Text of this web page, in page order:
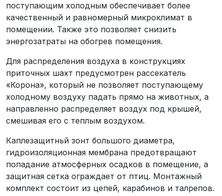
поступающим холодным обеспечивает более
качественный и равномерный микроклимат в
помещении. Также это позволяет снизить
энергозатраты на обогрев помещения.
Для распределения воздуха в конструкциях
приточных шахт предусмотрен рассекатель
«Корона», который не позволяет поступающему
холодному воздуху падать прямо на животных, а
направленно распределяет воздух под крышей,
смешивая его с теплым воздухом.
Каплезащитньй зонт большого диаметра,
гидроизоляционная мембрана предотвращают
попадание атмосферных осадков в помещение, а
защитная сетка ограждает от птиц. Монтажный
комплект состоит из цепей, карабинов и талрепов.